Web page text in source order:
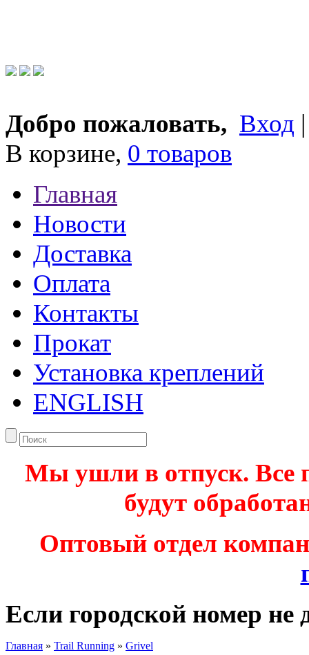
Добро пожаловать, Вход
В корзине, 0 товаров
Главная
Новости
Доставка
Оплата
Контакты
Прокат
Установка креплений
ENGLISH
Мы ушли в отпуск. Все
будут
Оптовый отдел
Если городской номер не
Главная » Trail Running » Grivel